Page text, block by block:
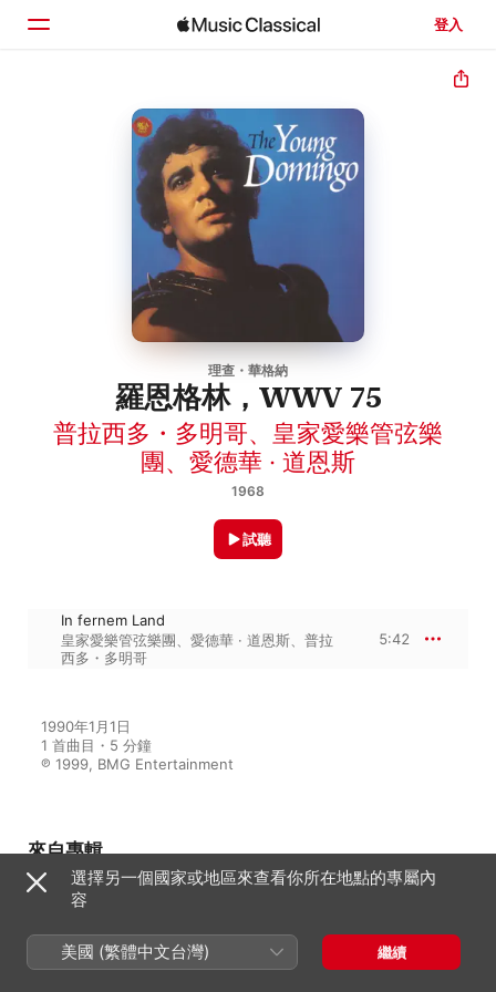
登入
理查・華格納
羅恩格林，WWV 75
普拉西多・多明哥、 皇家愛樂管弦樂
團、 愛德華 · 道恩斯
1968
試聽
In fernem Land
皇家愛樂管弦樂團
愛德華 · 道恩斯
普拉
西多・多明哥
5:42
1990年1月1日
1 首曲目・5 分鐘
℗ 1999, BMG Entertainment
來自專輯
The Young Domingo
普拉西多・多明哥
選擇另一個國家或地區來查看你所在地點的專屬內
容
美國 (繁體中文台灣) 繼續